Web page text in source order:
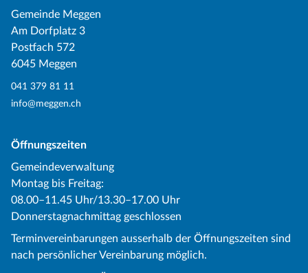
Gemeinde Meggen
Am Dorfplatz 3
Postfach 572
6045 Meggen
041 379 81 11
info@meggen.ch
Öffnungszeiten
Gemeindeverwaltung
Montag bis Freitag:
08.00–11.45 Uhr/13.30–17.00 Uhr
Donnerstagnachmittag geschlossen
Terminvereinbarungen ausserhalb der Öffnungszeiten sind
nach persönlicher Vereinbarung möglich.